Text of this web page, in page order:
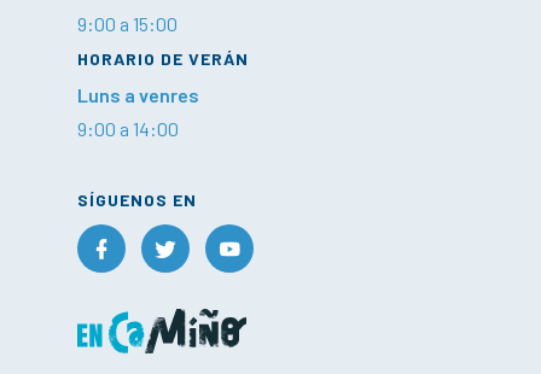
9:00 a 15:00
HORARIO DE VERÁN
Luns a venres
9:00 a 14:00
SÍGUENOS EN